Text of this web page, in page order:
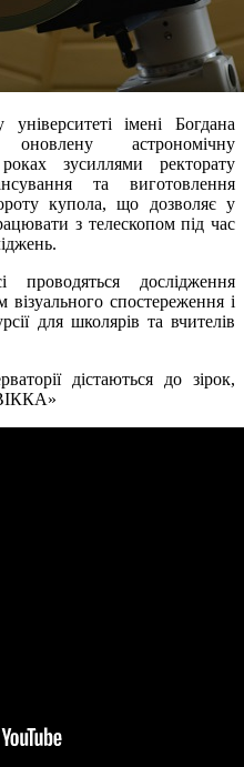
імені Богдана
астрономічну
зусиллями ректорату
та виготовлення
купола, що дозволяє у
з телескопом під час
проводяться дослідження
візуального спостереження і
для школярів та вчителів
дістаються до зірок,